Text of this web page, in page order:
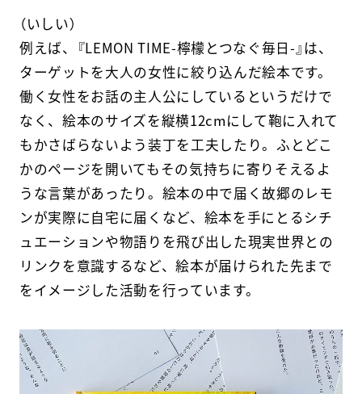
（いしい）
例えば、『LEMON TIME-檸檬とつなぐ毎日-』は、
ターゲットを大人の女性に絞り込んだ絵本です。
働く女性をお話の主人公にしているというだけで
なく、絵本のサイズを縦横12cmにして鞄に入れて
もかさばらないよう装丁を工夫したり。ふとどこ
かのページを開いてもその気持ちに寄りそえるよ
うな言葉があったり。絵本の中で届く故郷のレモ
ンが実際に自宅に届くなど、絵本を手にとるシチ
ュエーションや物語りを飛び出した現実世界との
リンクを意識するなど、絵本が届けられた先まで
をイメージした活動を行っています。